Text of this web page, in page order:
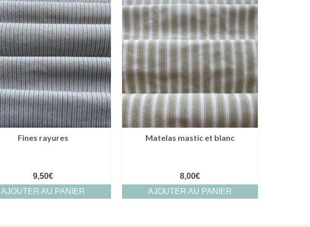
Fines rayures
9,50€
AJOUTER AU PANIER
Matelas mastic et blanc
8,00€
AJOUTER AU PANIER